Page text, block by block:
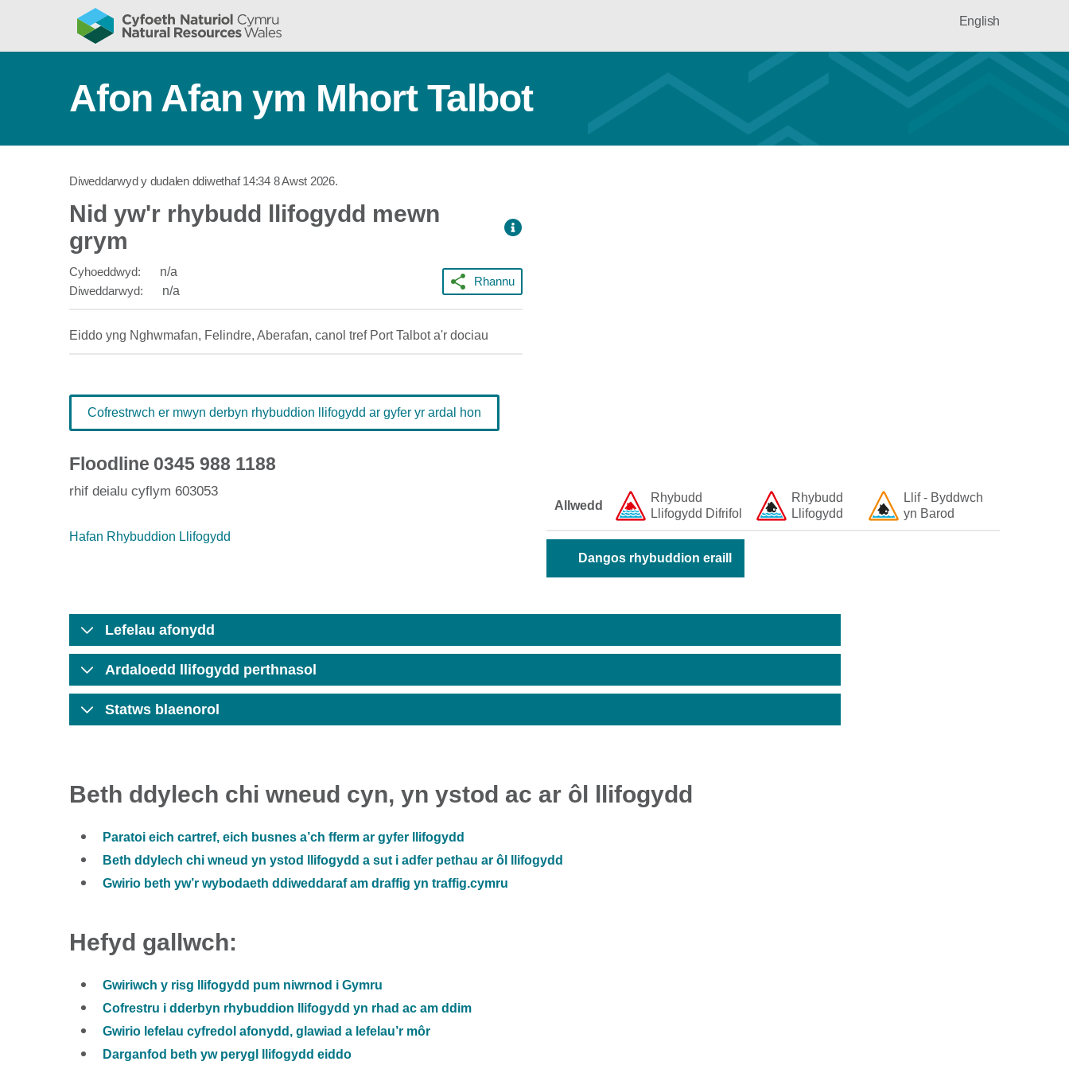
English
Afon Afan ym Mhort Talbot
Diweddarwyd y dudalen ddiwethaf14:34 8 Awst 2026.
Nid yw'r rhybudd llifogydd mewn
grym
Cyhoeddwyd:
n/a
Diweddarwyd:
n/a
Rhannu
Eiddo yng Nghwmafan, Felindre, Aberafan, canol tref Port Talbot a'r dociau
Allwedd
Rhybudd ​
Llifogydd ​Difrifol
Rhybudd
Llifogydd
Llif - Byddwch
yn Barod
Dangos rhybuddion eraill
Cofrestrwch er mwyn derbyn rhybuddion llifogydd ar gyfer yr ardal hon
Floodline 0345 988 1188
rhif deialu cyflym 603053
Hafan Rhybuddion Llifogydd
Lefelau afonydd
Ardaloedd llifogydd perthnasol
Statws blaenorol
Beth ddylech chi wneud cyn, yn ystod ac ar ôl llifogydd
Paratoi eich cartref, eich busnes a’ch fferm ar gyfer llifogydd
Beth ddylech chi wneud yn ystod llifogydd a sut i adfer pethau ar ôl llifogydd
Gwirio beth yw’r wybodaeth ddiweddaraf am draffig yn traffig.cymru
Hefyd gallwch:
Gwiriwch y risg llifogydd pum niwrnod i Gymru
Cofrestru i dderbyn rhybuddion llifogydd yn rhad ac am ddim
Gwirio lefelau cyfredol afonydd, glawiad a lefelau’r môr
Darganfod beth yw perygl llifogydd eiddo